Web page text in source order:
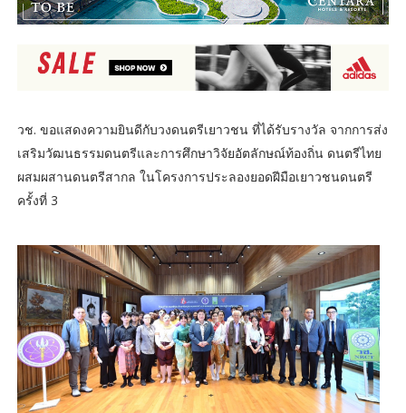
วช. ขอแสดงความยินดีกับวงดนตรีเยาวชน ที่ได้รับรางวัล จากการส่ง
เสริมวัฒนธรรมดนตรีและการศึกษาวิจัยอัตลักษณ์ท้องถิ่น ดนตรีไทย
ผสมผสานดนตรีสากล ในโครงการประลองยอดฝีมือเยาวชนดนตรี
ครั้งที่ 3